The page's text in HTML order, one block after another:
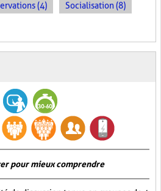
(4) Socialisation (8)
pour mieux comprendre